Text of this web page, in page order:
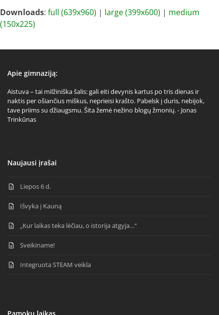
Downloads: full (639x960) | large (399x600) | medium
(150x225)
Apie gimnaziją:
Aistuva – tai milžiniška šalis: gali eiti devynis kartus po tris dienas ir
naktis per ošiančius miškus, neprieisi krašto. Pabelsk į duris, nebijok,
tave priims su džiaugsmu. Šita žemė nežino blogų žmonių. - Jonas
Trinkūnas
Naujausi įrašai
Liepos 6 d.
Išvyka į Kauną
„Kur laikas teka lėčiau, o istorija atgyja…“
Sveikiname!
Integruota STEAM veikla